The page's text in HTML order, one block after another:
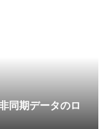
同期データのロ